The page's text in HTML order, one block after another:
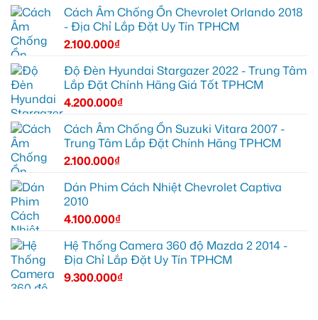
Cách Âm Chống Ồn Chevrolet Orlando 2018
- Địa Chỉ Lắp Đặt Uy Tín TPHCM
2.100.000₫
Độ Đèn Hyundai Stargazer 2022 - Trung Tâm
Lắp Đặt Chính Hãng Giá Tốt TPHCM
4.200.000₫
Cách Âm Chống Ồn Suzuki Vitara 2007 -
Trung Tâm Lắp Đặt Chính Hãng TPHCM
2.100.000₫
Dán Phim Cách Nhiệt Chevrolet Captiva
2010
4.100.000₫
Hệ Thống Camera 360 độ Mazda 2 2014 -
Địa Chỉ Lắp Đặt Uy Tín TPHCM
9.300.000₫